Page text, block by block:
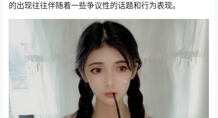
的出现往往伴随着一些争议性的话题和行为表现。